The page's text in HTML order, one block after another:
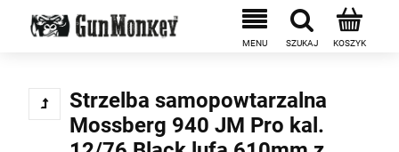
Strzelba samopowtarzalna
Mossberg 940 JM Pro kal.